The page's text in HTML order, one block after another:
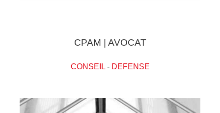
CPAM | AVOCAT
CONSEIL- DEFENSE